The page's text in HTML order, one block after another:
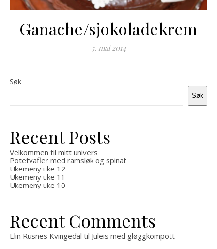
Ganache/sjokoladekrem
5. mai 2014
Søk
Søk
Recent Posts
Velkommen til mitt univers
Potetvafler med ramsløk og spinat
Ukemeny uke 12
Ukemeny uke 11
Ukemeny uke 10
Recent Comments
Elin Rusnes Kvingedal til Juleis med gløggkompott